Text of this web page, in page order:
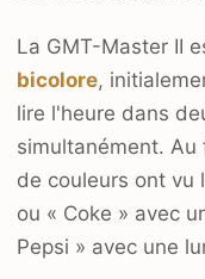
La GMT-Master II
bicolore,
lire l'heure dans
simultanément.
de couleurs ont vu
ou « Coke » avec
Pepsi » avec une